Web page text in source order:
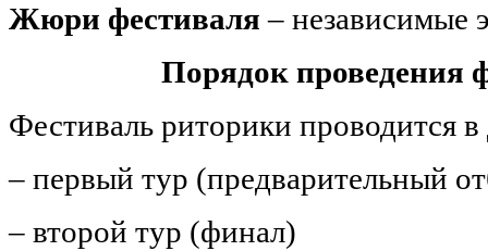
Жюри фестиваля – независимые
Порядок проведения
Фестиваль риторики проводится в
– первый тур (предварительный
– второй тур (финал)